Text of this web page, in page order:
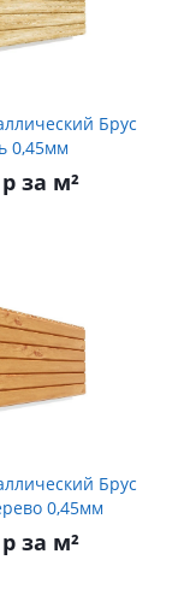
Брус
0,45мм
за м²
Брус
0,45мм
за м²